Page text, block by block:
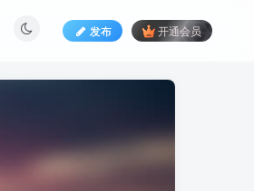
发布 开通会员